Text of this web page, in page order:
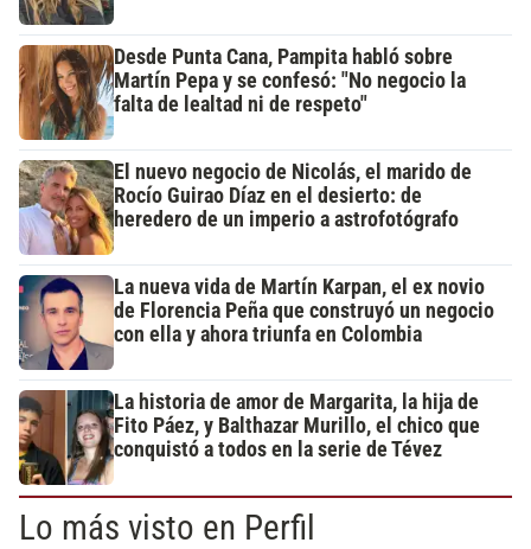
Desde Punta Cana, Pampita habló sobre
Martín Pepa y se confesó: "No negocio la
falta de lealtad ni de respeto"
El nuevo negocio de Nicolás, el marido de
Rocío Guirao Díaz en el desierto: de
heredero de un imperio a astrofotógrafo
La nueva vida de Martín Karpan, el ex novio
de Florencia Peña que construyó un negocio
con ella y ahora triunfa en Colombia
La historia de amor de Margarita, la hija de
Fito Páez, y Balthazar Murillo, el chico que
conquistó a todos en la serie de Tévez
Lo más visto en Perfil